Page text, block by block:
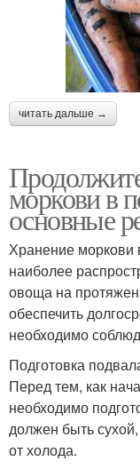
читать дальше →
моркови в
основные
Хранение моркови
наиболее
овоща на
обеспечить
необходимо
Подготовка
Перед тем, как
необходимо
должен быть
от холода.